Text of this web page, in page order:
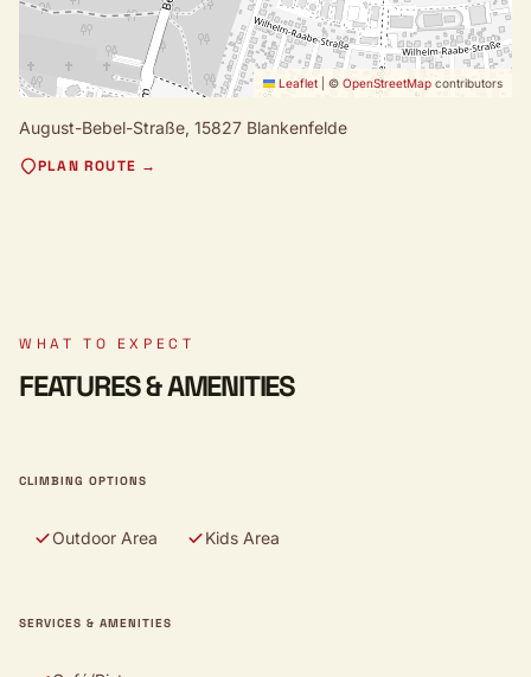
Leaflet © OpenStreetMap contributors
August-Bebel-Straße, 15827 Blankenfelde
PLAN ROUTE →
WHAT TO EXPECT
FEATURES & AMENITIES
CLIMBING OPTIONS
Outdoor Area Kids Area
SERVICES & AMENITIES